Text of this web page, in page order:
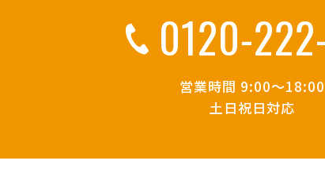
0120-
営業時間 9:00～18:00
土日祝日対応